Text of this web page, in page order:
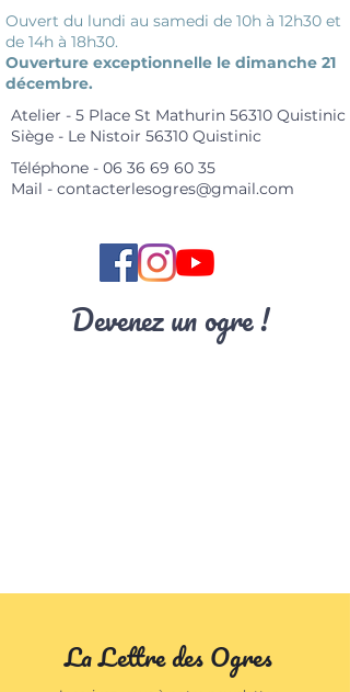
Ouvert du lundi au samedi de 10h à 12h30 et
de 14h à 18h30.
Ouverture exceptionnelle le dimanche 21
décembre.
Atelier - 5 Place St Mathurin 56310 Quistinic
Siège - Le Nistoir 56310 Quistinic
Téléphone - 06 36 69 60 35
Mail - contacterlesogres@gmail.com
Devenez un ogre !
La Lettre des Ogres